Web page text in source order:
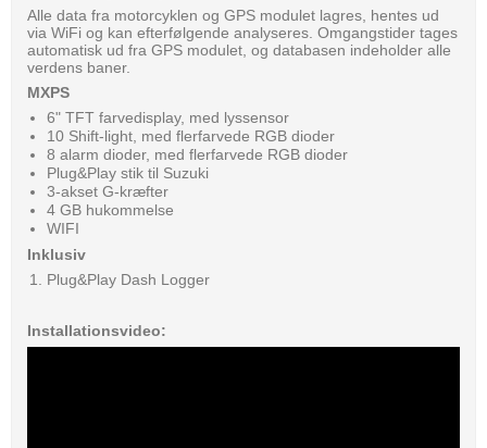
Alle data fra motorcyklen og GPS modulet lagres, hentes ud
via WiFi og kan efterfølgende analyseres. Omgangstider tages
automatisk ud fra GPS modulet, og databasen indeholder alle
verdens baner.
MXPS
6" TFT farvedisplay, med lyssensor
10 Shift-light, med flerfarvede RGB dioder
8 alarm dioder, med flerfarvede RGB dioder
Plug&Play stik til Suzuki
3-akset G-kræfter
4 GB hukommelse
WIFI
Inklusiv
Plug&Play Dash Logger
Installationsvideo: